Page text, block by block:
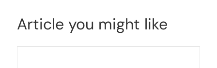
Article you might like